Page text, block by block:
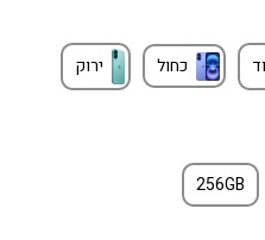
כחול ירוק
256GB